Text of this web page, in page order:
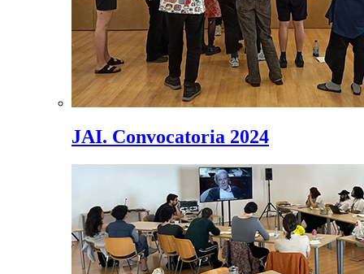
JAI. Convocatoria 2024